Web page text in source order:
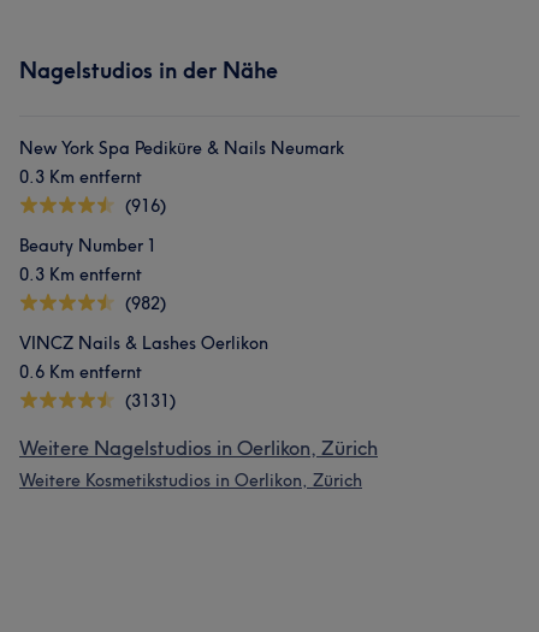
Nagelstudios in der Nähe
New York Spa Pediküre & Nails Neumark
0.3 Km entfernt
(916)
Beauty Number 1
0.3 Km entfernt
(982)
VINCZ Nails & Lashes Oerlikon
0.6 Km entfernt
(3131)
Weitere Nagelstudios in Oerlikon, Zürich
Weitere Kosmetikstudios in Oerlikon, Zürich